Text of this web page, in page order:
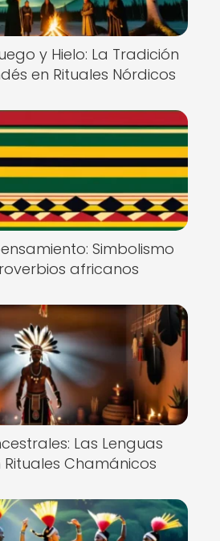
y Hielo: La Tradición
en Rituales Nórdicos
Simbolismo
africanos
Las Lenguas
Chamánicos